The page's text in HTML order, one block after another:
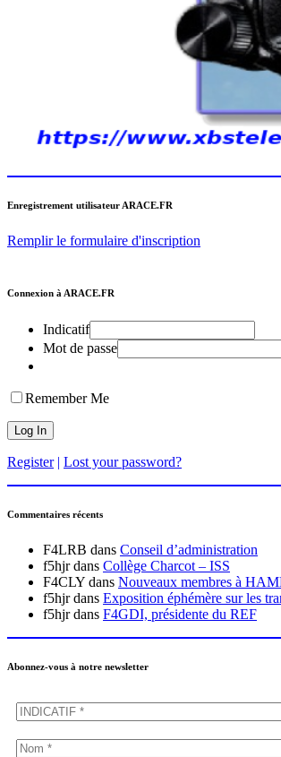
Enregistrement utilisateur ARACE.FR
Remplir le formulaire d'inscription
Connexion à ARACE.FR
Indicatif
Mot de passe
Remember Me
Register| Lost your password?
Commentaires récents
F4LRB dans Conseil d’administration
f5hjrdans Collège Charcot – ISS
F4CLY dans Nouveaux membres à
f5hjrdans Exposition éphémère sur les
f5hjrdans F4GDI, présidente du REF
Abonnez-vous à notre newsletter